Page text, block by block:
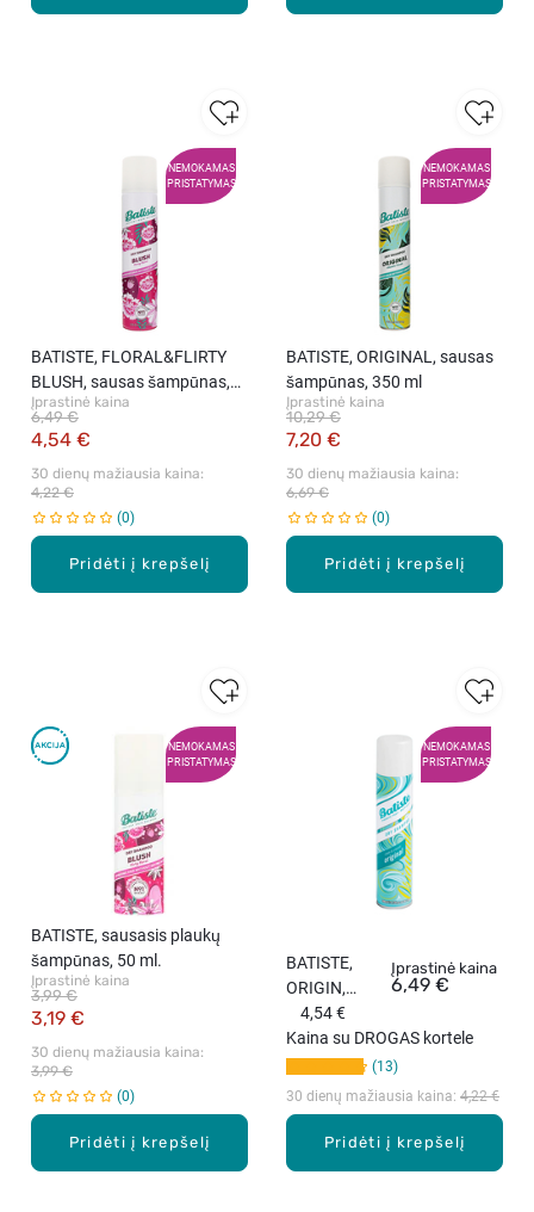
NEMOKAMAS
PRISTATYMAS
Pridėti į krepšelį
BATISTE, FLORAL&FLIRTY
BLUSH, sausas šampūnas,
200 ml
Įprastinė kaina
4,54 €
6,49 €
30 dienų mažiausia kaina:
4,22 €
0
NEMOKAMAS
PRISTATYMAS
Pridėti į krepšelį
BATISTE, ORIGINAL, sausas
šampūnas, 350 ml
Įprastinė kaina
7,20 €
10,29 €
30 dienų mažiausia kaina:
6,69 €
0
NEMOKAMAS
PRISTATYMAS
Pridėti į krepšelį
BATISTE, sausasis plaukų
šampūnas, 50 ml.
Įprastinė kaina
3,19 €
3,99 €
30 dienų mažiausia kaina:
3,99 €
0
NEMOKAMAS
PRISTATYMAS
Pridėti į krepšelį
BATISTE,
ORIGIN,
sausas
šampūnas,
200 ml
Įprastinė kaina
6,49 €
4,54 €
Kaina su DROGAS kortele
30 dienų mažiausia kaina: 4,22 €
13